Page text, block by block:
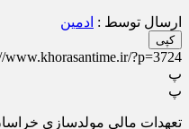
ارسال توسط : ادمین
کپی
www.khorasantime.ir/?p=3724
پ
پ